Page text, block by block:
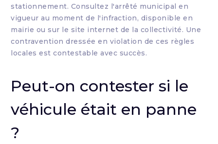
stationnement. Consultez l'arrêté municipal en
vigueur au moment de l'infraction, disponible en
mairie ou sur le site internet de la collectivité. Une
contravention dressée en violation de ces règles
locales est contestable avec succès.
Peut-on contester si le
véhicule était en panne
?